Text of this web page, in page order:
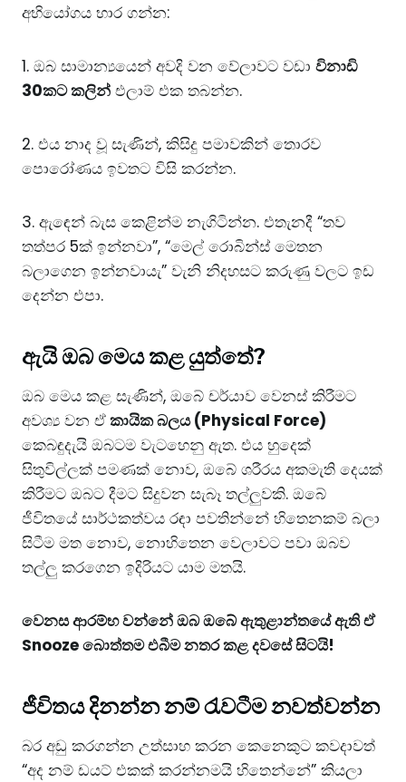
අභියෝගය භාර ගන්න:
1. ඔබ සාමාන්‍යයෙන් අවදි වන වේලාවට වඩා විනාඩි
30කට කලින් එලාම් එක තබන්න.
2. එය නාද වූ සැණින්, කිසිදු පමාවකින් තොරව
පොරෝණය ඉවතට විසි කරන්න.
3. ඇඳෙන් බැස කෙළින්ම නැගිටින්න.​ එතැනදී “තව
තත්පර 5ක් ඉන්නවා”, “මෙල් රොබින්ස් මෙතන
බලාගෙන ඉන්නවායැ” වැනි නිදහසට කරුණු වලට ඉඩ
දෙන්න එපා.
​ඇයි ඔබ මෙය කළ යුත්තේ?
​ඔබ මෙය කළ සැණින්, ඔබේ චර්යාව වෙනස් කිරීමට
අවශ්‍ය වන ඒකායික බලය (Physical Force)
කෙබඳුදැයි ඔබටම වැටහෙනු ඇත. එය හුදෙක්
සිතුවිල්ලක් පමණක් නොව, ඔබේ ශරීරය අකමැති දෙයක්
කිරීමට ඔබට දීමට සිදුවන සැබෑ තල්ලුවකි. ​ඔබේ
ජීවිතයේ සාර්ථකත්වය රඳා පවතින්නේ හිතෙනකම් බලා
සිටීම මත නොව, නොහිතෙන වෙලාවට පවා ඔබව
තල්ලු කරගෙන ඉදිරියට යාම මතයි.
​වෙනස ආරම්භ වන්නේ ඔබ ඔබේ ඇතුළාන්තයේ ඇති ඒ
Snooze බොත්තම එබීම නතර කළ දවසේ සිටයි!
ජීවිතය දිනන්න නම් රැවටීම නවත්වන්න
​බර අඩු කරගන්න උත්සාහ කරන කෙනෙකුට කවදාවත්
“අද නම් ඩයට් එකක් කරන්නමයි හිතෙන්නේ” කියලා